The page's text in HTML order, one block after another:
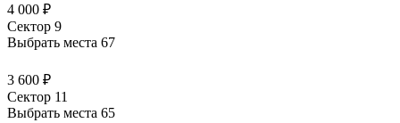
4 000 ₽
Сектор 9
Выбрать места 67
3 600 ₽
Сектор 11
Выбрать места 65